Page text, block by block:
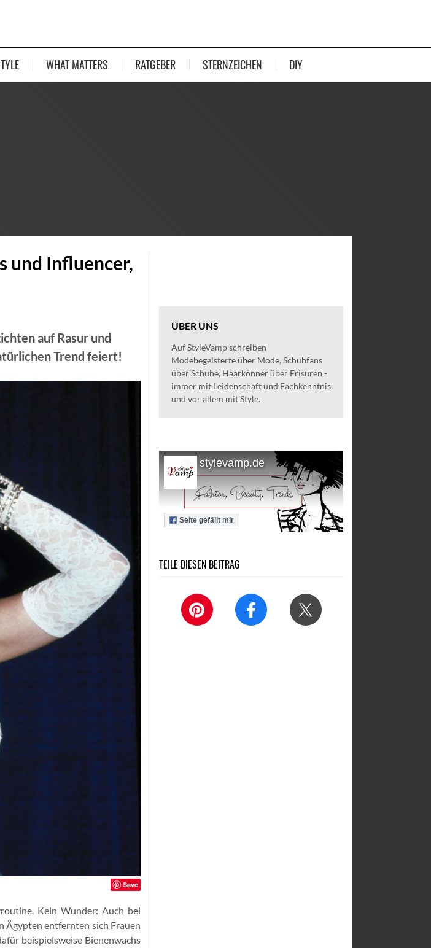
WHAT MATTERS RATGEBER STERNZEICHEN DIY
und Influencer,
auf Rasur und
Trend feiert!
Save
Kein Wunder: Auch bei
Ägypten entfernten sich Frauen
beispielsweise Bienenwachs
ÜBER UNS
Auf StyleVamp schreiben
Modebegeisterte über Mode, Schuhfans
über Schuhe, Haarkönner über Frisuren -
immer mit Leidenschaft und Fachkenntnis
und vor allem mit Style.
stylevamp.de
Seite gefällt mir
TEILE DIESEN BEITRAG